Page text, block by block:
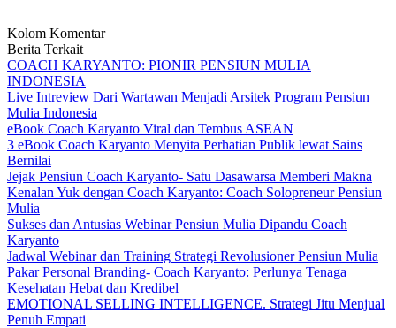
Kolom Komentar
Berita Terkait
COACH KARYANTO: PIONIR PENSIUN MULIA
INDONESIA
Live Intreview Dari Wartawan Menjadi Arsitek Program Pensiun
Mulia Indonesia
eBook Coach Karyanto Viral dan Tembus ASEAN
3 eBook Coach Karyanto Menyita Perhatian Publik lewat Sains
Bernilai
Jejak Pensiun Coach Karyanto- Satu Dasawarsa Memberi Makna
Kenalan Yuk dengan Coach Karyanto: Coach Solopreneur Pensiun
Mulia
Sukses dan Antusias Webinar Pensiun Mulia Dipandu Coach
Karyanto
Jadwal Webinar dan Training Strategi Revolusioner Pensiun Mulia
Pakar Personal Branding- Coach Karyanto: Perlunya Tenaga
Kesehatan Hebat dan Kredibel
EMOTIONAL SELLING INTELLIGENCE. Strategi Jitu Menjual
Penuh Empati